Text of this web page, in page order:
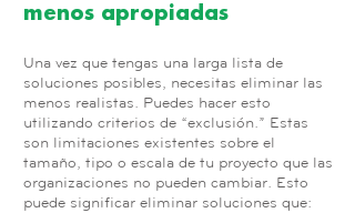
menos apropiadas
Una vez que tengas una larga lista de
soluciones posibles, necesitas eliminar las
menos realistas. Puedes hacer esto
utilizando criterios de “exclusión.” Estas
son limitaciones existentes sobre el
tamaño, tipo o escala de tu proyecto que las
organizaciones no pueden cambiar. Esto
puede significar eliminar soluciones que: